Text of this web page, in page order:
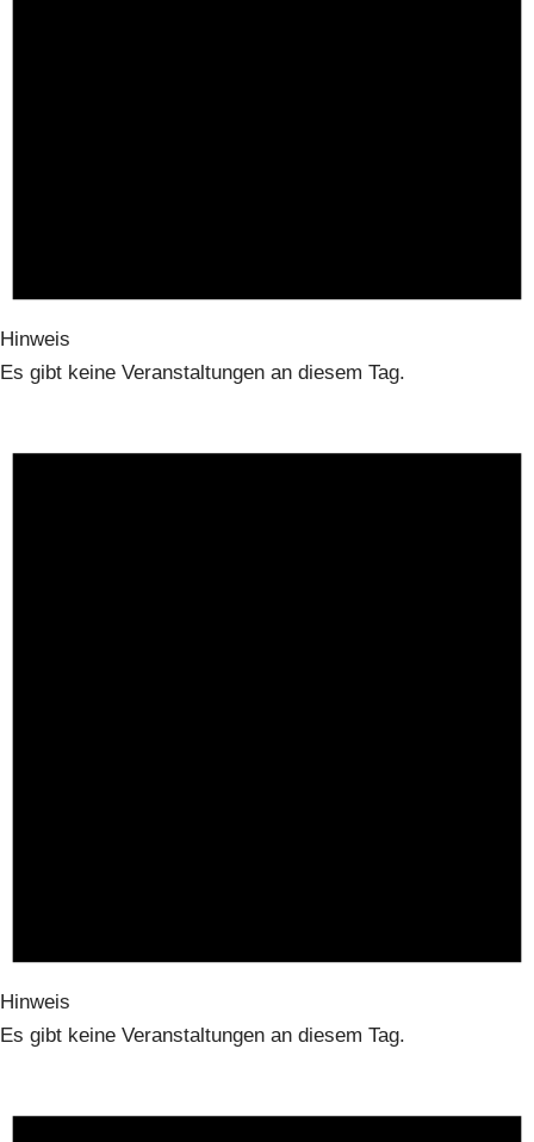
Hinweis
Es gibt keine Veranstaltungen an diesem Tag.
Hinweis
Es gibt keine Veranstaltungen an diesem Tag.